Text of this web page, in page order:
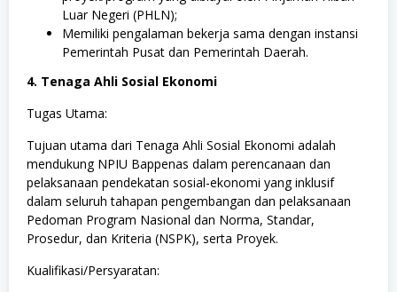
Luar Negeri (PHLN);
Memiliki pengalaman bekerja sama dengan instansi
Pemerintah Pusat dan Pemerintah Daerah.
4. Tenaga Ahli Sosial Ekonomi
Tugas Utama:
Tujuan utama dari Tenaga Ahli Sosial Ekonomi adalah
mendukung NPIU Bappenas dalam perencanaan dan
pelaksanaan pendekatan sosial-ekonomi yang inklusif
dalam seluruh tahapan pengembangan dan pelaksanaan
Pedoman Program Nasional dan Norma, Standar,
Prosedur, dan Kriteria (NSPK), serta Proyek.
Kualifikasi/Persyaratan: